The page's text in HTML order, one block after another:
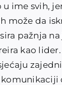
u ime svih,
može da
pažnja
kao lider.